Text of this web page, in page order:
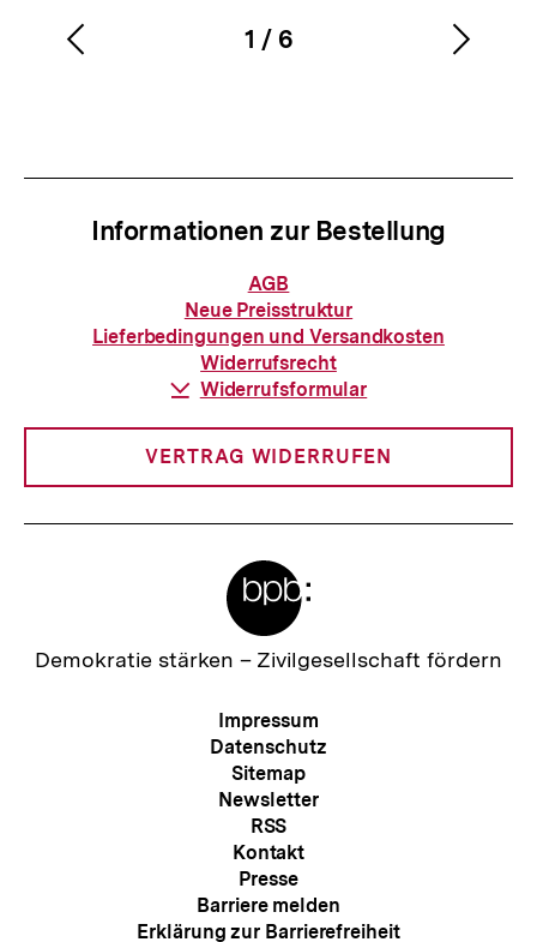
Karussellinhalt
1
von
/ 6
Vorherigen
Informationen zur Bestellung
Informationen
zur
Bestellung
AGB
Neue Preisstruktur
Lieferbedingungen und Versandkosten
Widerrufsrecht
Download-
Widerrufsformular
VERTRAG WIDERRUFEN
Zur
Demokratie stärken – Zivilgesellschaft fördern
Meta-
Navigation
Impressum
Datenschutz
Sitemap
Newsletter
RSS
Kontakt
Presse
Barriere melden
Erklärung zur Barrierefreiheit